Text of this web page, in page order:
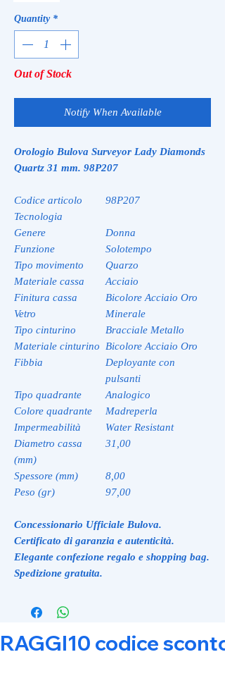
Quantity *
Out of Stock
Notify When Available
Orologio Bulova Surveyor Lady Diamonds
Quartz 31 mm. 98P207
Codice articolo
98P207
Tecnologia
Genere
Donna
Funzione
Solotempo
Tipo movimento
Quarzo
Materiale cassa
Acciaio
Finitura cassa
Bicolore Acciaio Oro
Vetro
Minerale
Tipo cinturino
Bracciale Metallo
Materiale cinturino
Bicolore Acciaio Oro
Fibbia
Deployante con
pulsanti
Tipo quadrante
Analogico
Colore quadrante
Madreperla
Impermeabilità
Water Resistant
Diametro cassa
(mm)
31,00
Spessore (mm)
8,00
Peso (gr)
97,00
Concessionario Ufficiale Bulova.
Certificato di garanzia e autenticità.
Elegante confezione regalo e shopping bag.
Spedizione gratuita.
RAGGI10 codice